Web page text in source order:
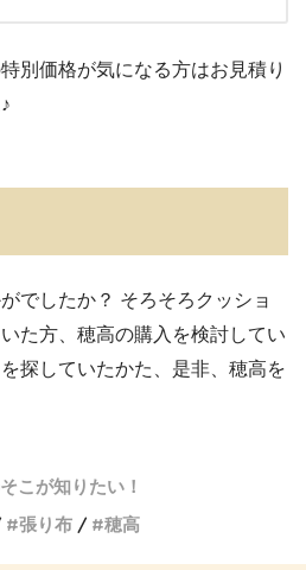
別価格が気になる方はお見積り
でしたか？ そろそろクッショ
た方、穂高の購入を検討してい
探していたかた、是非、穂高を
こが知りたい！
張り布 穂高